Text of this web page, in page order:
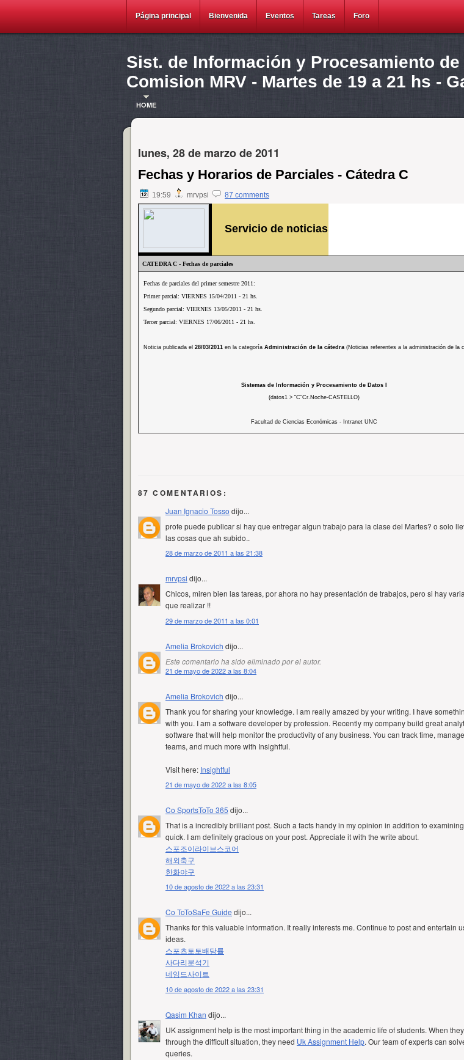
Página principal Bienvenida Eventos Tareas Foro
Sist. de Información y Procesamiento de
Comision MRV - Martes de 19 a 21 hs -
HOME
lunes, 28 de marzo de 2011
Fechas y Horarios de Parciales - Cátedra C
19:59 mrvpsi 87 comments
Servicio de noticias
CATEDRA C - Fechas de parciales
Fechas de parciales del primer semestre 2011:
Primer parcial: VIERNES 15/04/2011 - 21 hs.
Segundo parcial: VIERNES 13/05/2011 - 21 hs.
Tercer parcial: VIERNES 17/06/2011 - 21 hs.
Noticia publicada el 28/03/2011 en la categoría Administración de la cátedra (Noticias referentes a la administración de la
Sistemas de Información y Procesamiento de Datos I
(datos1 > "C"Cr.Noche-CASTELLO)
Facultad de Ciencias Económicas - Intranet UNC
87 COMENTARIOS:
Juan Ignacio Tosso dijo...
profe puede publicar si hay que entregar algun trabajo para la clase del Martes? o solo
las cosas que ah subido..
28 de marzo de 2011 a las 21:38
mrvpsi dijo...
Chicos, miren bien las tareas, por ahora no hay presentación de trabajos, pero si hay
que realizar !!
29 de marzo de 2011 a las 0:01
Amelia Brokovich dijo...
Este comentario ha sido eliminado por el autor.
21 de mayo de 2022 a las 8:04
Amelia Brokovich dijo...
Thank you for sharing your knowledge. I am really amazed by your writing. I have
with you. I am a software developer by profession. Recently my company build great
software that will help monitor the productivity of any business. You can track time,
teams, and much more with Insightful.
Visit here: Insightful
21 de mayo de 2022 a las 8:05
Co SportsToTo 365 dijo...
That is a incredibly brilliant post. Such a facts handy in my opinion in addition to
quick. I am definitely gracious on your post. Appreciate it with the write about.
스포조이라이브스코어
해외축구
한화야구
10 de agosto de 2022 a las 23:31
Co ToToSaFe Guide dijo...
Thanks for this valuable information. It really interests me. Continue to post and entertain
ideas.
스포츠토토배당률
사다리분석기
네임드사이트
10 de agosto de 2022 a las 23:31
Qasim Khan dijo...
UK assignment help is the most important thing in the academic life of students. When
through the difficult situation, they need Uk Assignment Help. Our team of experts can
queries.